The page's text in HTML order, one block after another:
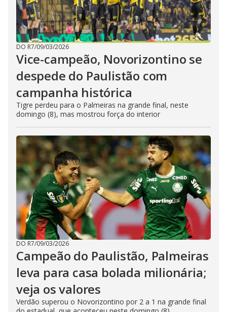
DO R7/09/03/2026
Vice-campeão, Novorizontino se
despede do Paulistão com
campanha histórica
Tigre perdeu para o Palmeiras na grande final, neste
domingo (8), mas mostrou força do interior
DO R7/09/03/2026
Campeão do Paulistão, Palmeiras
leva para casa bolada milionária;
veja os valores
Verdão superou o Novorizontino por 2 a 1 na grande final